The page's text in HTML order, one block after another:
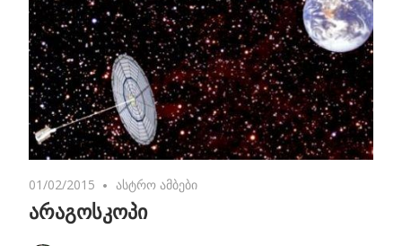
01/02/2015 No comments
ასტრო ამბები
არაგოსკოპი